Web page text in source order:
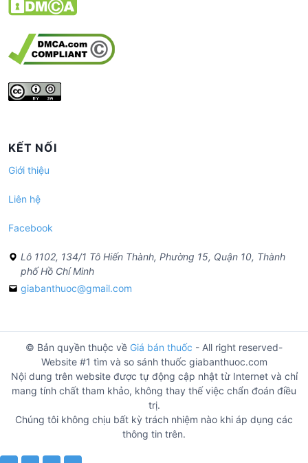
KẾT NỐI
Giới thiệu
Liên hệ
Facebook
Lô 1102, 134/1 Tô Hiến Thành, Phường 15, Quận 10, Thành
phố Hồ Chí Minh
giabanthuoc@gmail.com
© Bản quyền thuộc về Giá bán thuốc - All right reserved-
Website #1 tìm và so sánh thuốc giabanthuoc.com
Nội dung trên website được tự động cập nhật từ Internet và chỉ
mang tính chất tham khảo, không thay thế việc chẩn đoán điều
trị.
Chúng tôi không chịu bất kỳ trách nhiệm nào khi áp dụng các
thông tin trên.